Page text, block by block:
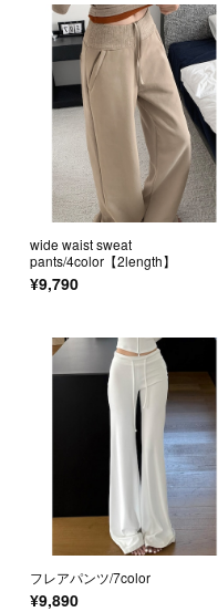
wide waist sweat
pants/4color【2length】
¥9,790
フレアパンツ/7color
¥9,890